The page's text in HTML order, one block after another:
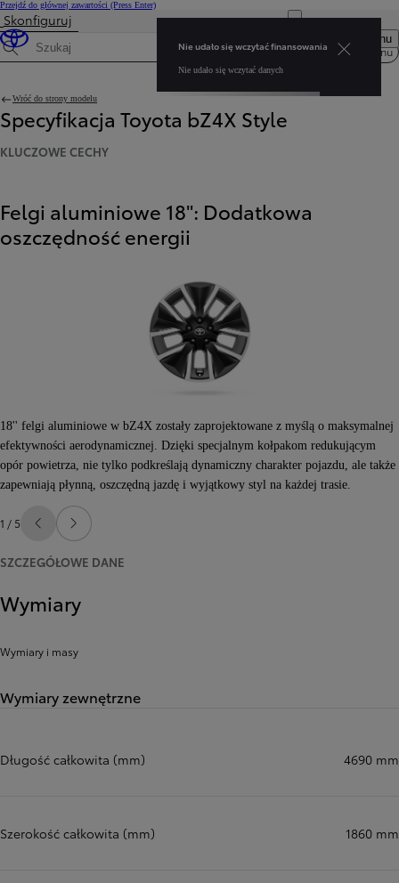
Przejdź do głównej zawartości (Press Enter)
Otwórz menu
Nie udało się wczytać finansowania Nie udało się wczytać danych
Nie udało się wczytać finansowania
Nie udało się wczytać danych
Skonfiguruj
Wyszukaj dane techniczne Menu
Wróć do strony modelu
Specyfikacja Toyota bZ4X Style
KLUCZOWE CECHY
Felgi aluminiowe 18": Dodatkowa
oszczędność energii
18'' felgi aluminiowe w bZ4X zostały zaprojektowane z myślą o maksymalnej
efektywności aerodynamicznej. Dzięki specjalnym kołpakom redukującym
opór powietrza, nie tylko podkreślają dynamiczny charakter pojazdu, ale także
zapewniają płynną, oszczędną jazdę i wyjątkowy styl na każdej trasie.
1 / 5 PoprzedniNastępny
SZCZEGÓŁOWE DANE
Wymiary
Wymiary i masy
Wymiary zewnętrzne
Długość całkowita (mm) 4690 mm
Szerokość całkowita (mm) 1860 mm